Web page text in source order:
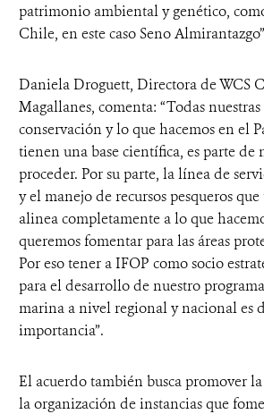
patrimonio ambiental y genético,
Chile, en este caso Seno
Daniela Droguett, Directora de WCS
Magallanes, comenta: “Todas
conservación y lo que hacemos en el
tienen una base científica, es parte de
proceder. Por su parte, la línea de
y el manejo de recursos pesqueros
alinea completamente a lo que
queremos fomentar para las áreas
Por eso tener a IFOP como socio
para el desarrollo de nuestro
marina a nivel regional y nacional es
importancia”.
El acuerdo también busca promover
la organización de instancias que